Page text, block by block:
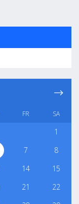
FR SA
1
7
8
14
15
21
22